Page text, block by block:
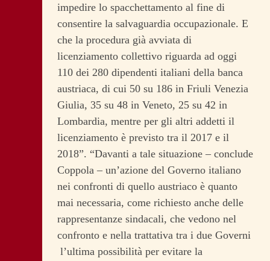
impedire lo spacchettamento al fine di
consentire la salvaguardia occupazionale. E
che la procedura già avviata di
licenziamento collettivo riguarda ad oggi
110 dei 280 dipendenti italiani della banca
austriaca, di cui 50 su 186 in Friuli Venezia
Giulia, 35 su 48 in Veneto, 25 su 42 in
Lombardia, mentre per gli altri addetti il
licenziamento è previsto tra il 2017 e il
2018”. “Davanti a tale situazione – conclude
Coppola – un’azione del Governo italiano
nei confronti di quello austriaco è quanto
mai necessaria, come richiesto anche delle
rappresentanze sindacali, che vedono nel
confronto e nella trattativa tra i due Governi
l’ultima possibilità per evitare la